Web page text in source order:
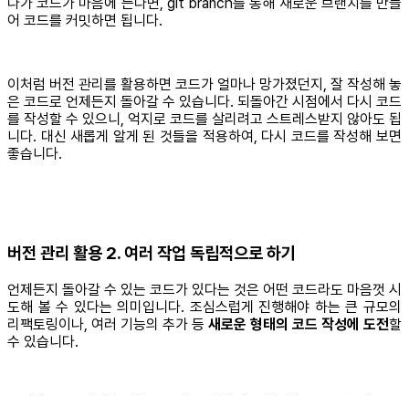
어 코드를 커밋하면 됩니다.
이처럼 버전 관리를 활용하면 코드가 얼마나 망가졌던지, 잘 작성해 놓
은 코드로 언제든지 돌아갈 수 있습니다. 되돌아간 시점에서 다시 코드
를 작성할 수 있으니, 억지로 코드를 살리려고 스트레스받지 않아도 됩
니다. 대신 새롭게 알게 된 것들을 적용하여, 다시 코드를 작성해 보면
좋습니다.
버전 관리 활용 2. 여러 작업 독립적으로 하기
언제든지 돌아갈 수 있는 코드가 있다는 것은 어떤 코드라도 마음껏 시
도해 볼 수 있다는 의미입니다. 조심스럽게 진행해야 하는 큰 규모의
리팩토링이나, 여러 기능의 추가 등 새로운 형태의 코드 작성에 도전할
수 있습니다.